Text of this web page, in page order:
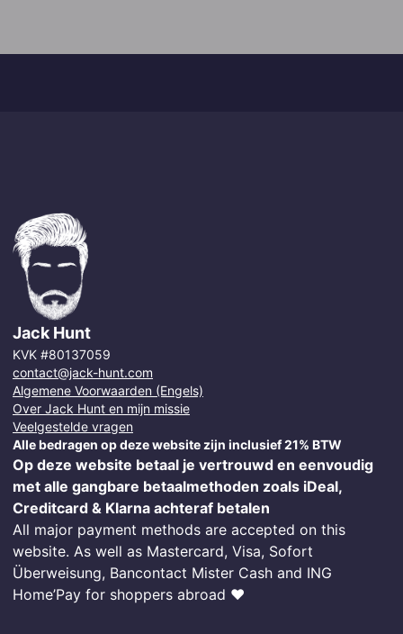
Jack Hunt
KVK #80137059
contact@jack-hunt.com
Algemene Voorwaarden (Engels)
Over Jack Hunt en mijn missie
Veelgestelde vragen
Alle bedragen op deze website zijn inclusief 21% BTW
Op deze website betaal je vertrouwd en eenvoudig
met alle gangbare betaalmethoden zoals iDeal,
Creditcard & Klarna achteraf betalen
All major payment methods are accepted on this
website. As well as Mastercard, Visa, Sofort
Überweisung, Bancontact Mister Cash and ING
Home’Pay for shoppers abroad ❤️